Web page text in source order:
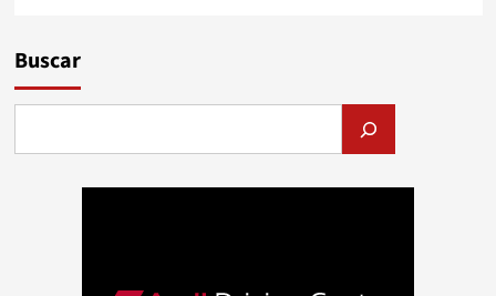
Buscar